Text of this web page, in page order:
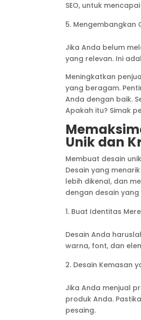
SEO, untuk
Mengembangkan
Jika Anda belum
yang relevan. Ini
Meningkatkan
yang beragam.
Anda dengan baik.
Apakah itu? Simak
Unik dan
Membuat desain
Desain yang
lebih dikenal, dan
dengan desain
Buat Identitas
Desain Anda
warna, font, dan
Desain Kemasan
Jika Anda menjual
produk Anda.
pesaing.